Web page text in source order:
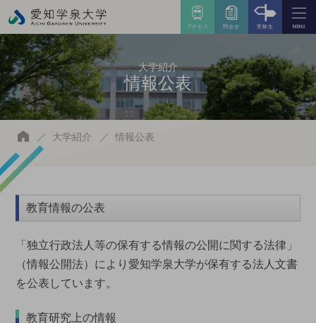
アクセス 問合せ 受験生 MENU
大学紹介
情報公表
大学紹介 情報公表
教育情報の公表
「独立行政法人等の保有する情報の公開に関する法律」
（情報公開法）により愛知学泉大学が保有する法人文書
を公表しています。
教育研究上の情報